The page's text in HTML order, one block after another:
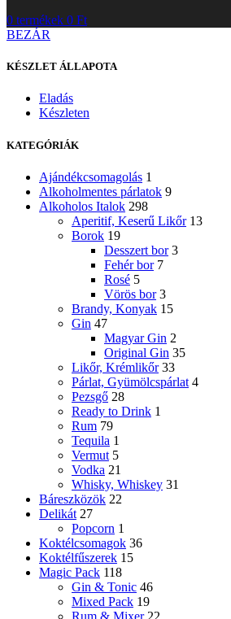
0 termékek 0 Ft
BEZÁR
KÉSZLET ÁLLAPOTA
Eladás
Készleten
KATEGÓRIÁK
Ajándékcsomagolás 1
Alkoholmentes párlatok 9
Alkoholos Italok 298
Aperitif, Keserű Likőr 13
Borok 19
Desszert bor 3
Fehér bor 7
Rosé 5
Vörös bor 3
Brandy, Konyak 15
Gin 47
Magyar Gin 2
Original Gin 35
Likőr, Krémlikőr 33
Párlat, Gyümölcspárlat 4
Pezsgő 28
Ready to Drink 1
Rum 79
Tequila 1
Vermut 5
Vodka 21
Whisky, Whiskey 31
Báreszközök 22
Delikát 27
Popcorn 1
Koktélcsomagok 36
Koktélfűszerek 15
Magic Pack 118
Gin & Tonic 46
Mixed Pack 19
Rum & Mixer 22